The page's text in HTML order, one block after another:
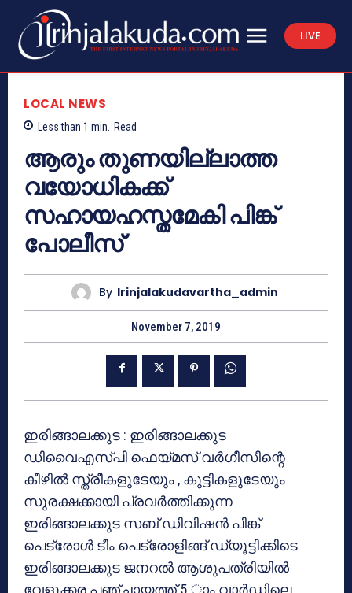
LIVE
LOCAL NEWS
Less than 1 min. Read
ആരും തുണയില്ലാത്ത
വയോധികക്ക്
സഹായഹസ്തമേകി പിങ്ക്
പോലീസ്
By Irinjalakudavartha_admin
November 7, 2019
ഇരിങ്ങാലക്കുട : ഇരിങ്ങാലക്കുട
ഡിവൈഎസ്പി ഫെയ്മസ് വര്‍ഗീസീന്റെ
കീഴില്‍ സ്ത്രീകളുടേയും , കുട്ടികളുടേയും
സുരക്ഷക്കായി പ്രവര്‍ത്തിക്കുന്ന
ഇരിങ്ങാലക്കുട സബ് ഡിവിഷന്‍ പിങ്ക്
പെട്രോള്‍ ടീം പെട്രോളിങ്ങ് ഡ്യൂട്ടിക്കിടെ
ഇരിങ്ങാലക്കുട ജനറല്‍ ആശുപത്രിയില്‍
വേളൂക്കര പഞ്ചായത്ത് 5 ാം വാര്‍ഡിലെ